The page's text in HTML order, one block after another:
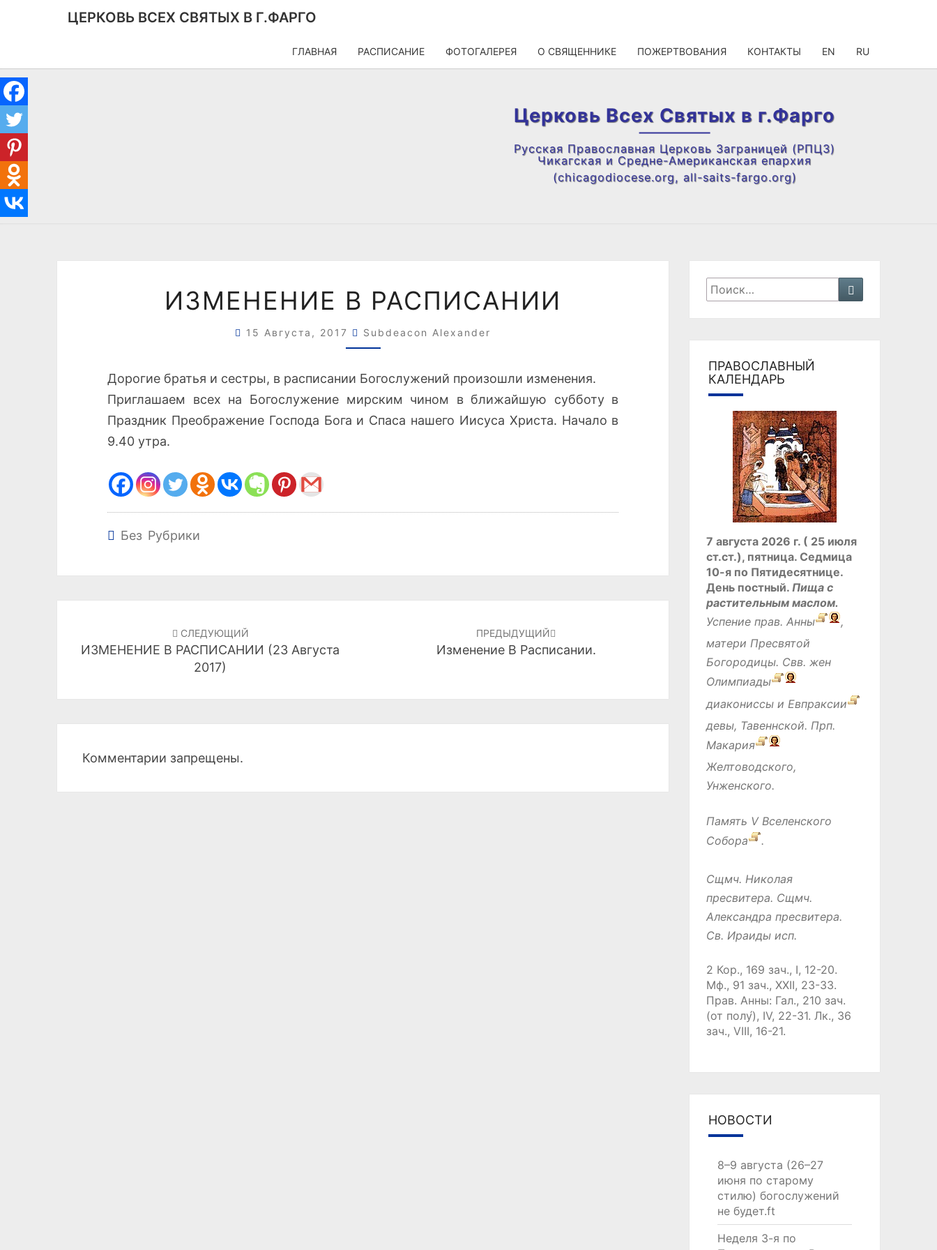
ЦЕРКОВЬ ВСЕХ СВЯТЫХ В Г.ФАРГО
ГЛАВНАЯ РАСПИСАНИЕ ФОТОГАЛЕРЕЯ О СВЯЩЕННИКЕ ПОЖЕРТВОВАНИЯ КОНТАКТЫ EN RU
Церковь Всех Святых в г.Фарго
Русская Православная Церковь Заграницей (РПЦЗ)
Чикагская и Средне-Американская епархия
(chicagodiocese.org, all-saits-fargo.org)
ИЗМЕНЕНИЕ В РАСПИСАНИИ
15 Августа, 2017 Subdeacon Alexander
Дорогие братья и сестры, в расписании Богослужений произошли изменения.
Приглашаем всех на Богослужение мирским чином в ближайшую субботу в
Праздник Преображение Господа Бога и Спаса нашего Иисуса Христа. Начало в
9.40 утра.
Без Рубрики
записям
СЛЕДУЮЩИЙ
ИЗМЕНЕНИЕ В РАСПИСАНИИ (23 Августа
2017)
ПРЕДЫДУЩИЙ
Изменение В Расписании.
Комментарии запрещены.
Искать:
ПРАВОСЛАВНЫЙ
КАЛЕНДАРЬ
7 августа 2026 г. ( 25 июля
ст.ст.), пятница. Седмица
10-я по Пятидесятнице.
День постный.Пища с
растительным маслом.
Успение прав.Анны
,
матери Пресвятой
Богородицы. Свв. жен
Олимпиады
диакониссы иЕвпраксии
девы, Тавеннской. Прп.
Макария
Желтоводского,
Унженского.
Память V Вселенского
Собора
.
Сщмч.Николая
пресвитера. Сщмч.
Александра пресвитера.
Св.Ираиды исп.
2 Кор., 169 зач., I, 12-20.
Мф., 91 зач., XXII, 23-33.
Прав. Анны: Гал., 210 зач.
(от полу́), IV, 22-31. Лк., 36
зач., VIII, 16-21.
НОВОСТИ
8–9 августа (26–27
июня по старому
стилю) богослужений
не будет.ft
Неделя 3-я по